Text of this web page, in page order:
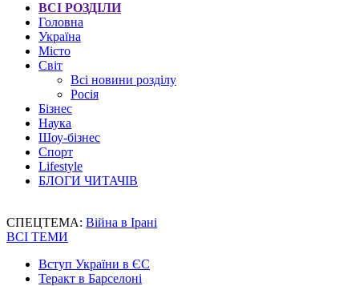
ВСІ РОЗДІЛИ
Головна
Україна
Місто
Світ
Всі новини розділу
Росія
Бізнес
Наука
Шоу-бізнес
Спорт
Lifestyle
БЛОГИ ЧИТАЧІВ
СПЕЦТЕМА: Війна в Ірані
ВСІ ТЕМИ
Вступ України в ЄС
Теракт в Барселоні